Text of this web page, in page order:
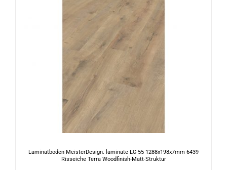
Laminatboden MeisterDesign. laminate LC 55 1288x198x7mm 6439
Risseiche Terra Woodfinish-Matt-Struktur